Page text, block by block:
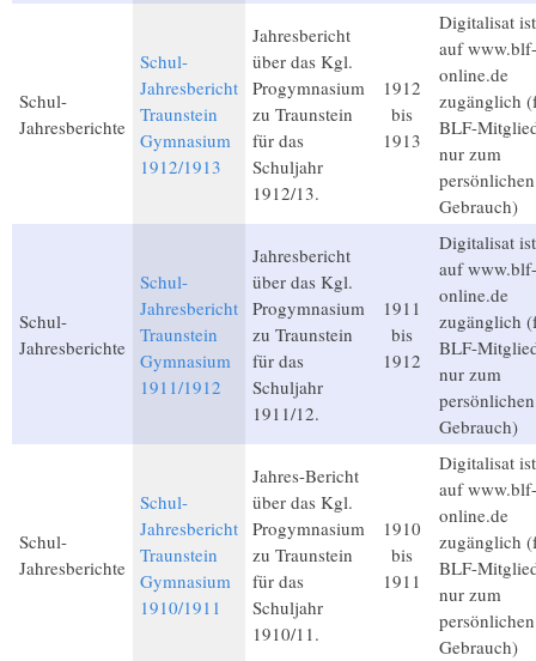
Schul-
Jahresberichte
Schul-
Jahresbericht
Traunstein
Gymnasium
1912/1913
Jahresbericht
über das Kgl.
Progymnasium
zu Traunstein
für das
Schuljahr
1912/13.
1912
bis
1913
Digitalisat ist
auf www.blf-
online.de
zugänglich
BLF-
nur zum
persönlichen
Gebrauch)
Schul-
Jahresberichte
Schul-
Jahresbericht
Traunstein
Gymnasium
1911/1912
Jahresbericht
über das Kgl.
Progymnasium
zu Traunstein
für das
Schuljahr
1911/12.
1911
bis
1912
Digitalisat ist
auf www.blf-
online.de
zugänglich
BLF-
nur zum
persönlichen
Gebrauch)
Schul-
Jahresberichte
Schul-
Jahresbericht
Traunstein
Gymnasium
1910/1911
Jahres-Bericht
über das Kgl.
Progymnasium
zu Traunstein
für das
Schuljahr
1910/11.
1910
bis
1911
Digitalisat ist
auf www.blf-
online.de
zugänglich
BLF-
nur zum
persönlichen
Gebrauch)